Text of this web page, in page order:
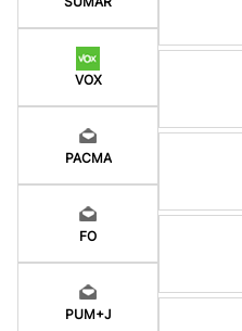
VOX
PACMA
FO
PUM+J